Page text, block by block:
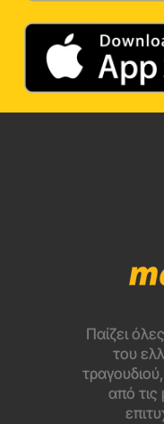
Παίζει
του
από τις